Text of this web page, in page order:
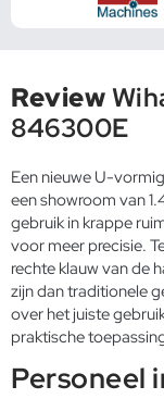
Review
846300E
Een nieuwe U-
een showroom van
gebruik in krappe
voor meer precisie.
rechte klauw van de
zijn dan traditionele
over het juiste
praktische
Personeel